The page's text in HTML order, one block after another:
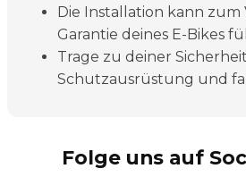
Die Installation kann zum
Garantie deines E-Bikes
Trage zu deiner
Schutzausrüstung und
Folge uns auf